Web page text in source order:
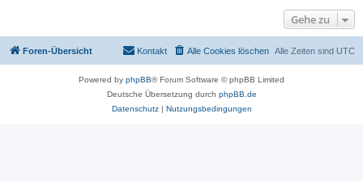
Gehe zu
Foren-Übersicht Alle Zeiten sind UTC
Alle Cookies löschen
Kontakt
Powered by phpBB® Forum Software © phpBB Limited
Deutsche Übersetzung durch phpBB.de
Datenschutz| Nutzungsbedingungen